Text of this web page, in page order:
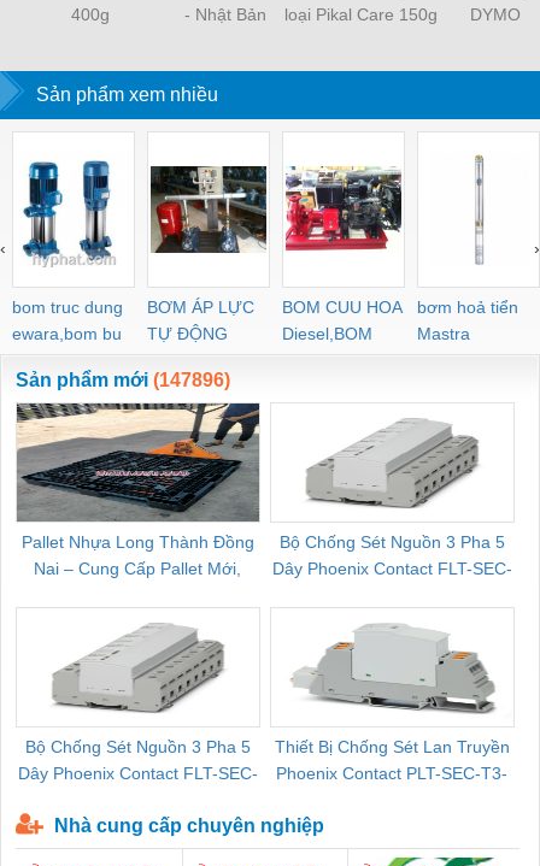
400g
- Nhật Bản
loại Pikal Care 150g
DYMO
Sản phẩm xem nhiều
bom truc dung
ewara,bom bu
ewara
BƠM ÁP LỰC
TỰ ĐỘNG
BOM CUU HOA
Diesel,BOM
CHUA CHAY
bơm hoả tiển
Mastra
‹ ›
Sản phẩm mới (147896)
Pallet Nhựa Long Thành Đồng
Nai – Cung Cấp Pallet Mới,
Bộ Chống Sét Nguồn 3 Pha 5
Dây Phoenix Contact FLT-SEC-
Bộ Chống Sét Nguồn 3 Pha 5
Dây Phoenix Contact FLT-SEC-
Thiết Bị Chống Sét Lan Truyền
Phoenix Contact PLT-SEC-T3-
Nhà cung cấp chuyên nghiệp